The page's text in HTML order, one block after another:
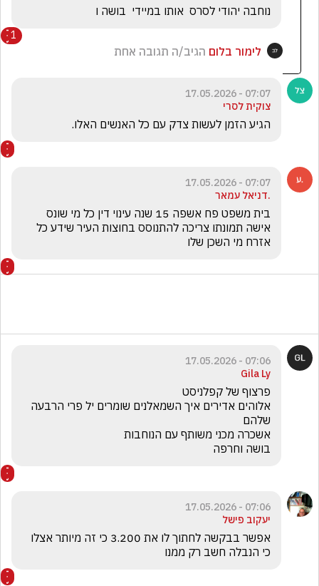
נוחבה יהודי לסרס  אותו במיידי  בושה ו
1
לימור בלום הגיב/ה תגובה אחת
07:07 - 17.05.2026
צוקית לסרי
הגיע הזמן לעשות צדק עם כל האנשים האלו.
07:07 - 17.05.2026
.דניאל עמאר
אזרח מי השכן שלו
07:06 - 17.05.2026
Gila Ly
בושה וחרפה
07:06 - 17.05.2026
יעקוב פישל
כי הנבלה חשב רק ממנו